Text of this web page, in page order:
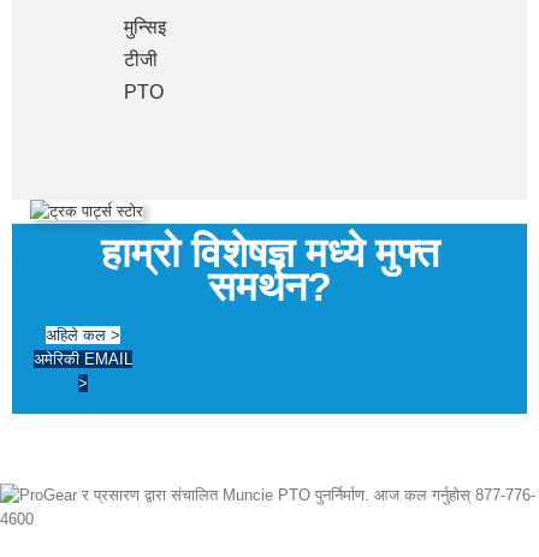
मुन्सिइ
टीजी
PTO
हाम्रो विशेषज्ञ मध्ये मुफ्त
समर्थन?
अहिले कल >
अमेरिकी EMAIL
>